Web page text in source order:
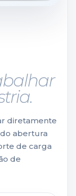
diretamente
abertura
de carga
de